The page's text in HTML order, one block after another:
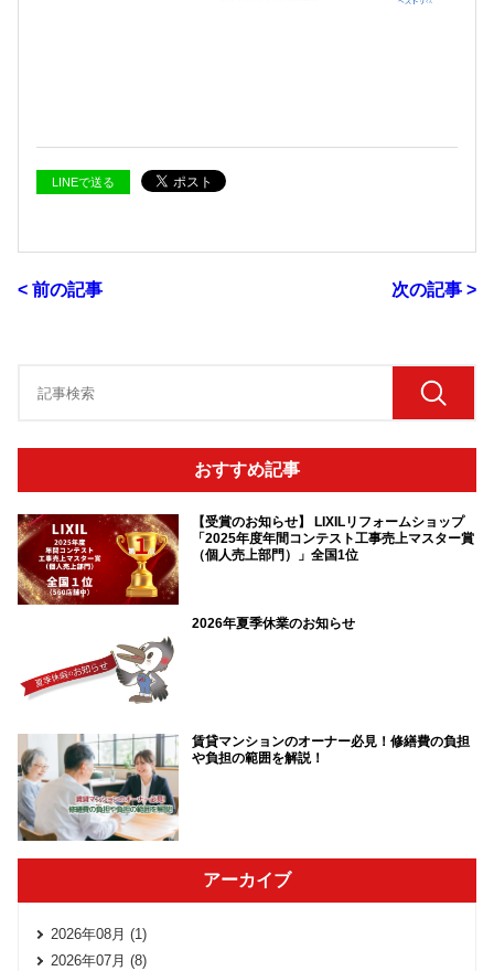
LINEで送る
< 前の記事 次の記事 >
おすすめ記事
【受賞のお知らせ】 LIXILリフォームショップ
「2025年度年間コンテスト工事売上マスター賞
（個人売上部門）」全国1位
2026年夏季休業のお知らせ
賃貸マンションのオーナー必見！修繕費の負担
や負担の範囲を解説！
アーカイブ
2026年08月 (1)
2026年07月 (8)